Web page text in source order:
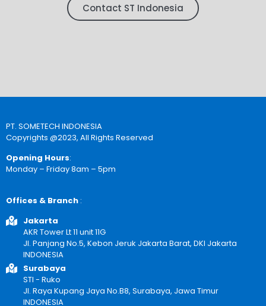
Contact ST Indonesia
PT. SOMETECH INDONESIA
Copyrights @2023, All Rights Reserved
Opening Hours:
Monday – Friday 8am – 5pm
Offices & Branch :
Jakarta
AKR Tower Lt 11 unit 11G
Jl. Panjang No.5, Kebon Jeruk Jakarta Barat, DKI Jakarta
INDONESIA
Surabaya
STI - Ruko
Jl. Raya Kupang Jaya No.B8, Surabaya, Jawa Timur
INDONESIA